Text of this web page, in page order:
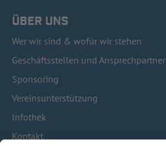
ÜBER UNS
Wer wir sind & wofür wir stehen
Geschäftsstellen und Ansprechpartner
Sponsoring
Vereinsunterstützung
Infothek
Kontakt